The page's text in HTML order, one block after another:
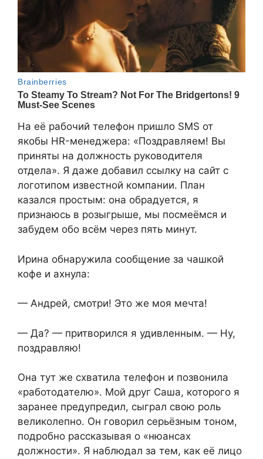
На её рабочий телефон пришло SMS от
якобы HR-менеджера: «Поздравляем! Вы
приняты на должность руководителя
отдела». Я даже добавил ссылку на сайт с
логотипом известной компании. План
казался простым: она обрадуется, я
признаюсь в розыгрыше, мы посмеёмся и
забудем обо всём через пять минут.
Ирина обнаружила сообщение за чашкой
кофе и ахнула:
— Андрей, смотри! Это же моя мечта!
— Да? — притворился я удивленным. — Ну,
поздравляю!
Она тут же схватила телефон и позвонила
«работодателю». Мой друг Саша, которого я
заранее предупредил, сыграл свою роль
великолепно. Он говорил серьёзным тоном,
подробно рассказывая о «нюансах
должности». Я наблюдал за тем, как её лицо